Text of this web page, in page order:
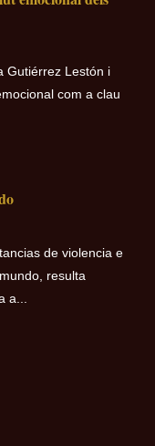
Gutiérrez Lestón i
com a clau
de violencia e
resulta
a...